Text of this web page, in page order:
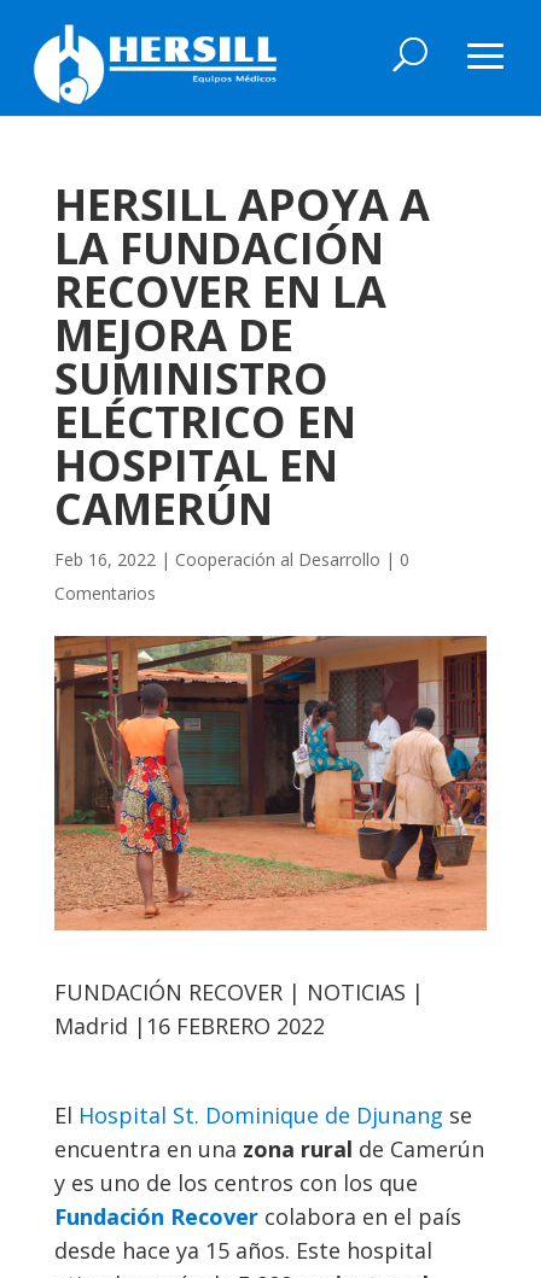
HERSILL APOYA A
LA FUNDACIÓN
RECOVER EN LA
MEJORA DE
SUMINISTRO
ELÉCTRICO EN
HOSPITAL EN
CAMERÚN
Feb 16, 2022| Cooperación al Desarrollo | 0
Comentarios
FUNDACIÓN RECOVER | NOTICIAS |
Madrid |16 FEBRERO 2022
El Hospital St. Dominique de Djunang se
encuentra en una zona rural de Camerún
y es uno de los centros con los que
Fundación Recovercolabora en el país
desde hace ya 15 años. Este hospital